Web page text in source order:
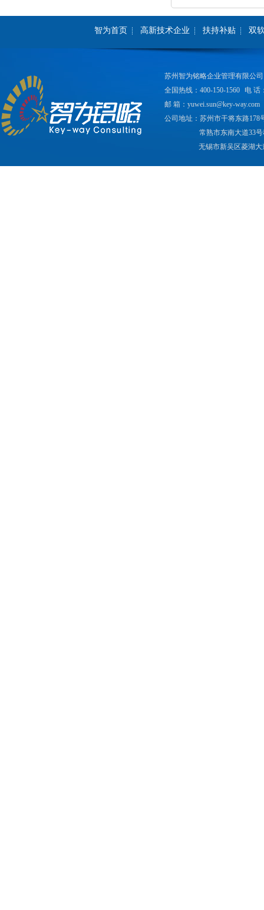
智为首页 高新技术企业 扶持补贴 双
苏州智为铭略企业管理有限公司
全国热线：400-150-1560 电 话
邮 箱：yuwei.sun@key-way.com
公司地址：苏州市干将东路178
常熟市东南大道33
无锡市新吴区菱湖大